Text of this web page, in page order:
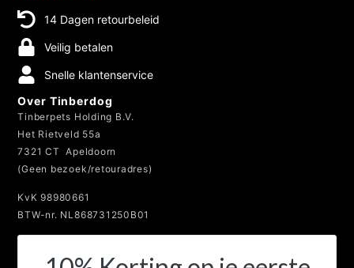
14 Dagen retourbeleid
Veilig betalen
Snelle klantenservice
Over Tinberdog
Tinberpets Holding B.V.
Het Rietveld 55a
7321 CT Apeldoorn
(Geen bezoek/retouradres)
KvK 98980661
BTW-nr. NL868731250B01